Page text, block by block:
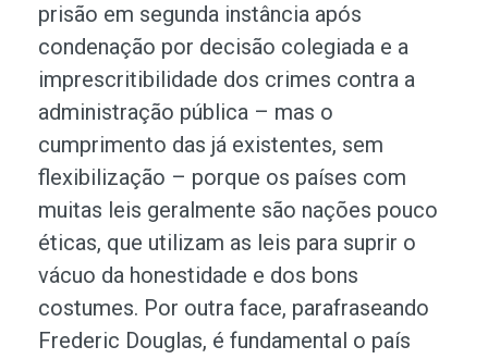
prisão em segunda instância após
condenação por decisão colegiada e a
imprescritibilidade dos crimes contra a
administração pública – mas o
cumprimento das já existentes, sem
flexibilização – porque os países com
muitas leis geralmente são nações pouco
éticas, que utilizam as leis para suprir o
vácuo da honestidade e dos bons
costumes. Por outra face, parafraseando
Frederic Douglas, é fundamental o país